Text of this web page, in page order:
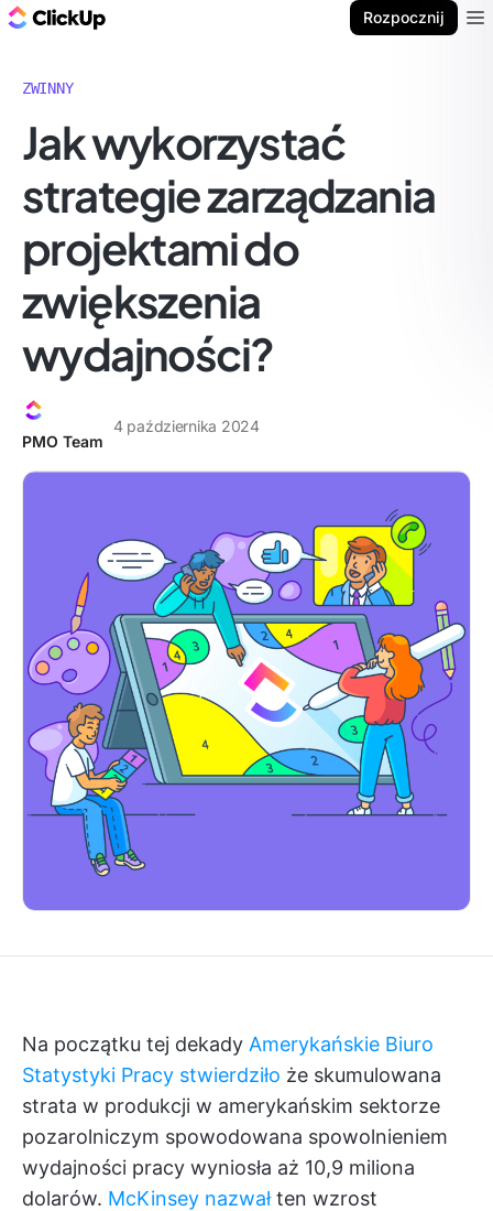
Rozpocznij
ZWINNY
Jak wykorzystać
strategie zarządzania
projektami do
zwiększenia
wydajności?
PMO Team
4 października 2024
Na początku tej dekady Amerykańskie Biuro
Statystyki Pracy stwierdziło że skumulowana
strata w produkcji w amerykańskim sektorze
pozarolniczym spowodowana spowolnieniem
wydajności pracy wyniosła aż 10,9 miliona
dolarów. McKinsey nazwałten wzrost